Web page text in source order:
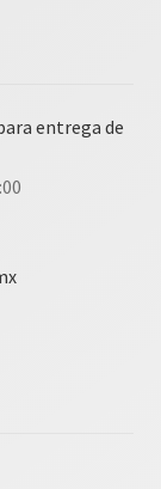
entrega de